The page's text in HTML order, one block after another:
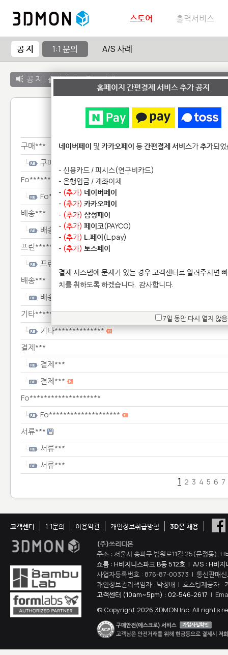
스토어 출력서비스
공 지 1:1 문의 A/S 사례
공 지 : 출력서비스 종료 안내
1:1 문
구매***
구매***
Fo********************
Fo********************
배송***
배송***
프린****************
프린****************
배송***
배송***
기타**************
기타**************
결제***
결제***
결제***
Fo********************
Fo********************
서류***
서류***
서류***
1 2 3 4 5 6 7
고객센터 1:1문의 이용약관 개인정보취급방침
3D몬 채용
(주)쓰리디몬
주소 : 서울시 송파구 법원로11길 25(문정동),
쇼룸 : H비지니스파크 B동 512호 | A/S : H비지
사업자등록번호 : 876-87-00373 | 통신판매
개인정보관리책임자 : 박정배 | 호스팅제공자 :
고객센터 (10am~5pm) : 02-546-2617 |
© Copyright 2026 3DMON Inc. All rights
홈페이지 간편결제 서비스 추가 공지
네이버페이 및 카카오페이 등간편결제 서비스가추가되
- 신용카드 / 피시스(연구비카드)
- 은행입금 / 계좌이체
- (추가) 네이버페이
- (추가) 카카오페이
- (추가) 삼성페이
- (추가) 페이코(PAYCO)
- (추가) L.페이(L.pay)
- (추가) 토스페이
결제 시스템에 문제가 있는 경우 고객센터로 알려주시면
치를 취하도록 하겠습니다. 감사합니다.
7일 동안 다시 열지 않음